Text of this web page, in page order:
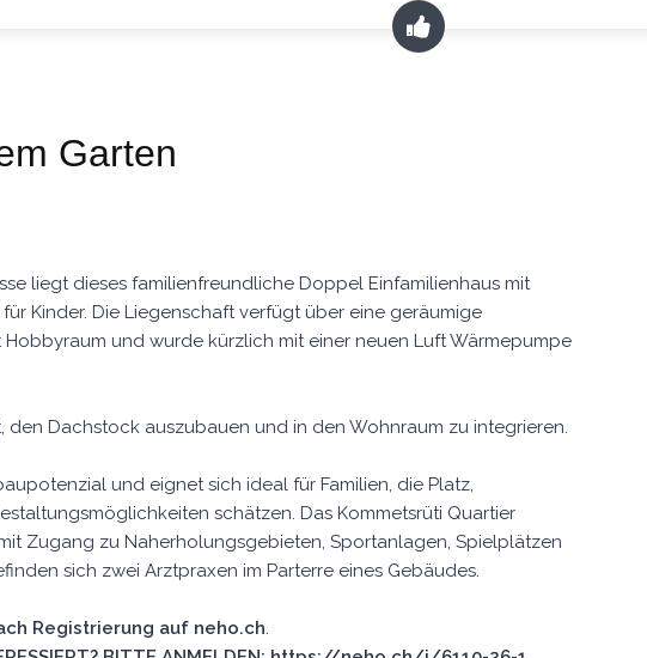
Garten
liegt dieses familienfreundliche Doppel Einfamilienhaus mit
Kinder. Die Liegenschaft verfügt über eine geräumige
und wurde kürzlich mit einer neuen Luft Wärmepumpe
Dachstock auszubauen und in den Wohnraum zu integrieren.
und eignet sich ideal für Familien, die Platz,
schätzen. Das Kommetsrüti Quartier
Zugang zu Naherholungsgebieten, Sportanlagen, Spielplätzen
sich zwei Arztpraxen im Parterre eines Gebäudes.
Registrierung auf neho.ch.